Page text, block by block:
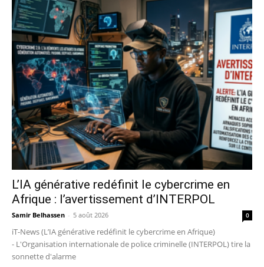
L’IA générative redéfinit le cybercrime en
Afrique : l’avertissement d’INTERPOL
Samir Belhassen - 5 août 2026 0
iT-News (L’IA générative redéfinit le cybercrime en Afrique)
- L'Organisation internationale de police criminelle (INTERPOL) tire la
sonnette d'alarme